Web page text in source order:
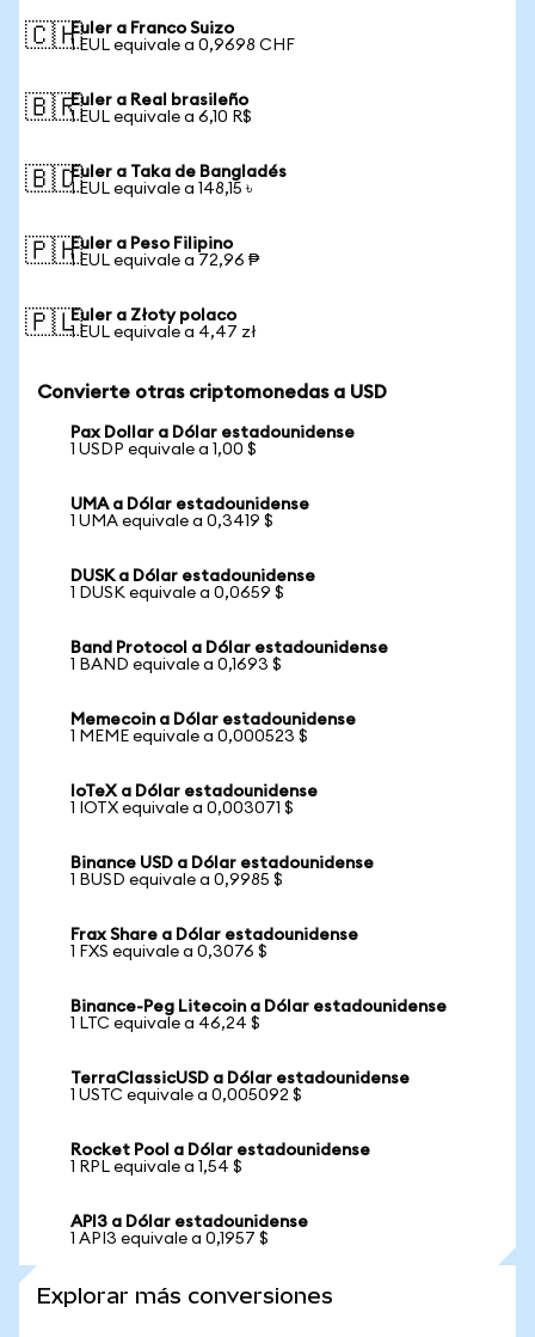
🇨🇭Euler a Franco Suizo
1 EUL equivale a 0,9698 CHF
🇧🇷Euler a Real brasileño
1 EUL equivale a 6,10 R$
🇧🇩Euler a Taka de Bangladés
1 EUL equivale a 148,15 ৳
🇵🇭Euler a Peso Filipino
1 EUL equivale a 72,96 ₱
🇵🇱Euler a Złoty polaco
1 EUL equivale a 4,47 zł
Convierte otras criptomonedas a USD
Pax Dollar a Dólar estadounidense
1 USDP equivale a 1,00 $
UMA a Dólar estadounidense
1 UMA equivale a 0,3419 $
DUSK a Dólar estadounidense
1 DUSK equivale a 0,0659 $
Band Protocol a Dólar estadounidense
1 BAND equivale a 0,1693 $
Memecoin a Dólar estadounidense
1 MEME equivale a 0,000523 $
IoTeX a Dólar estadounidense
1 IOTX equivale a 0,003071 $
Binance USD a Dólar estadounidense
1 BUSD equivale a 0,9985 $
Frax Share a Dólar estadounidense
1 FXS equivale a 0,3076 $
Binance-Peg Litecoin a Dólar estadounidense
1 LTC equivale a 46,24 $
TerraClassicUSD a Dólar estadounidense
1 USTC equivale a 0,005092 $
Rocket Pool a Dólar estadounidense
1 RPL equivale a 1,54 $
API3 a Dólar estadounidense
1 API3 equivale a 0,1957 $
Explorar más conversiones